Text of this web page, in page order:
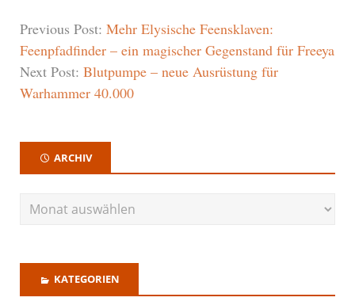
Previous Post: Mehr Elysische Feensklaven:
Feenpfadfinder – ein magischer Gegenstand für Freeya
Next Post: Blutpumpe – neue Ausrüstung für
Warhammer 40.000
ARCHIV
KATEGORIEN